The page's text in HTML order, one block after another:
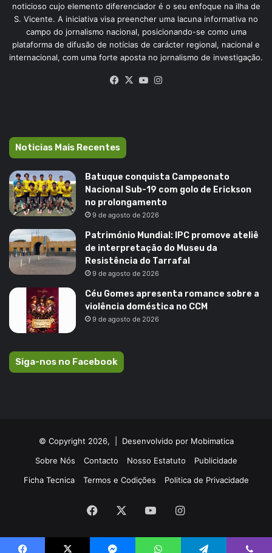
noticioso cujo elemento diferenciador é o seu enfoque na ilha de
S. Vicente. A iniciativa visa preencher uma lacuna informativa no
campo do jornalismo nacional, posicionando-se como uma
plataforma de difusão de notícias de carácter regional, nacional e
internacional, com uma forte aposta no jornalismo de investigação.
Facebook
X YouTube
Noticias Mais Recentes
Batuque conquista Campeonato
Nacional Sub-19 com golo de Erickson
no prolongamento
9 de agosto de 2026
Património Mundial: IPC promove ateliê
de interpretação do Museu da
Resistência do Tarrafal
9 de agosto de 2026
Céu Gomes apresenta romance sobre a
violência doméstica no CCM
9 de agosto de 2026
Siga-nos no Facebook
© Copyright 2026, | Desenvolvido por Mobimatica
Sobre Nós
Contacto Nosso Estatuto
Publicidade
Ficha Tecnica
Termos e Codições Politica de Privacidade
Facebook YouTubeInstagram